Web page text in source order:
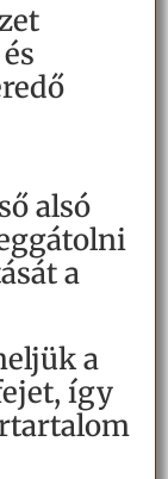
alsó
a
a
így